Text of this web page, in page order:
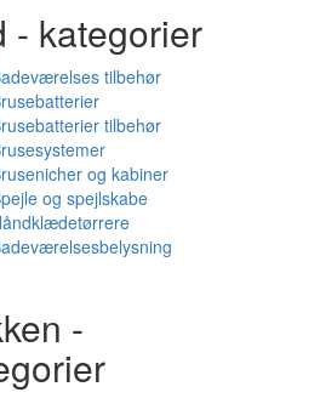
- kategorier
tilbehør
tilbehør
og kabiner
og spejlskabe
-